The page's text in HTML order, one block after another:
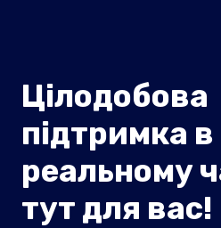
Цілодобова
підтримка в
реальному
тут для вас!